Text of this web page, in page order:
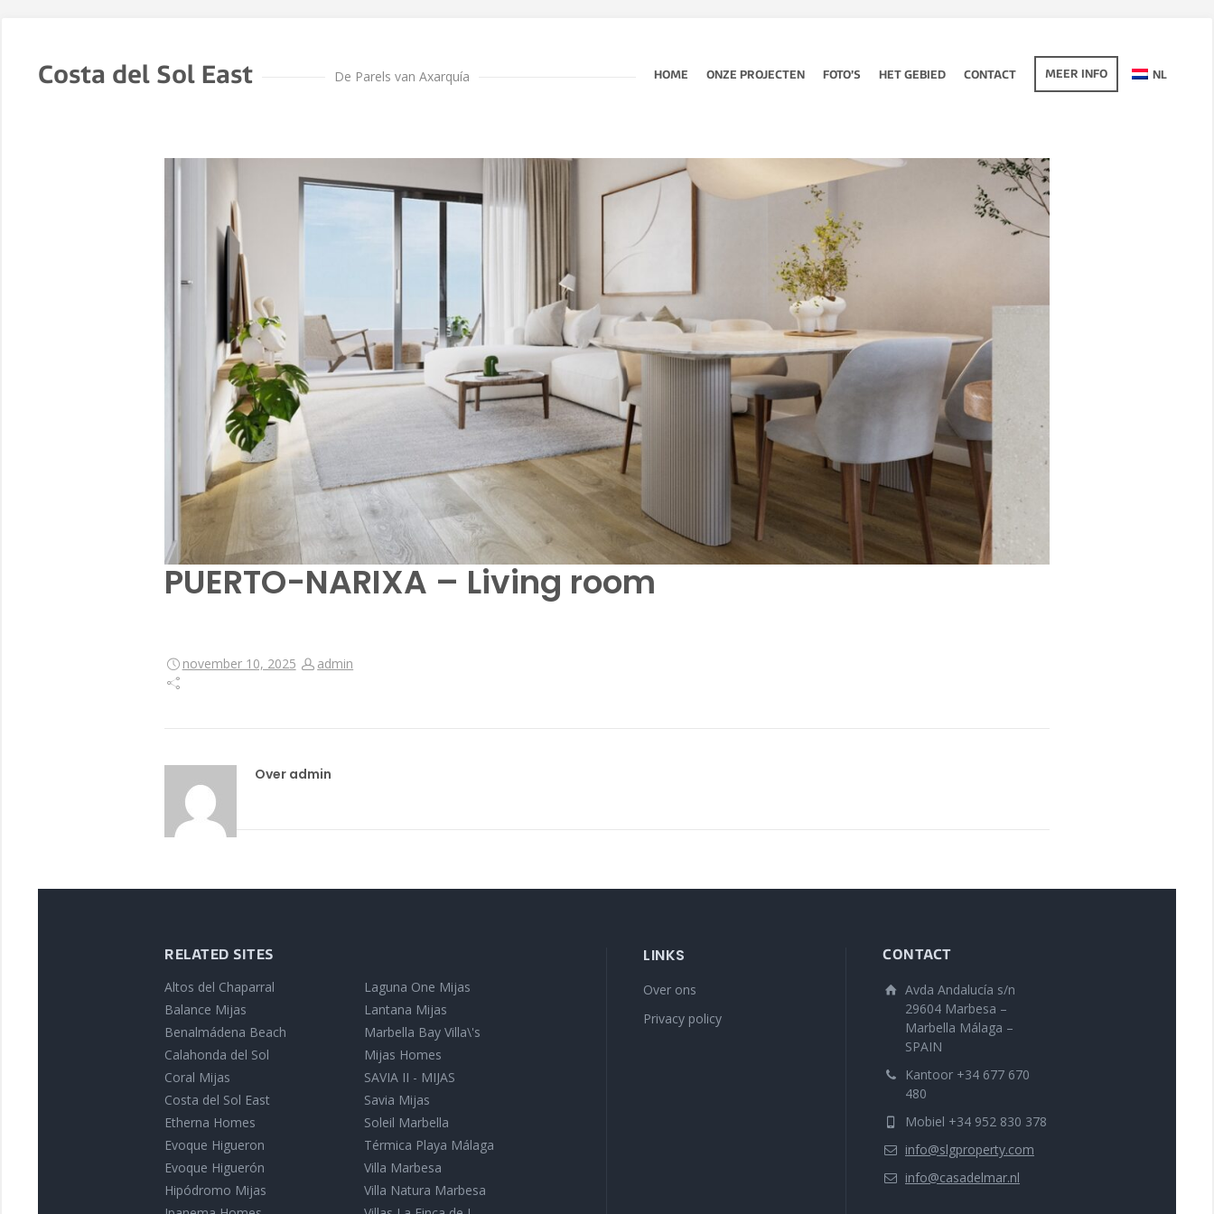
Costa del Sol East De Parels van Axarquía HOME ONZE PROJECTEN FOTO’S HET GEBIED CONTACT MEER INFO NL
PUERTO-NARIXA – Living room
november 10, 2025 admin
Over admin
RELATED SITES
Altos del Chaparral
Balance Mijas
Benalmádena Beach
Calahonda del Sol
Coral Mijas
Costa del Sol East
Etherna Homes
Evoque Higueron
Evoque Higuerón
Hipódromo Mijas
Laguna One Mijas
Lantana Mijas
Marbella Bay Villa\'s
Mijas Homes
SAVIA II - MIJAS
Savia Mijas
Soleil Marbella
Térmica Playa Málaga
Villa Marbesa
Villa Natura Marbesa
LINKS
Over ons
Privacy policy
CONTACT
Avda Andalucía s/n
29604 Marbesa –
Marbella Málaga –
SPAIN
Kantoor +34 677 670
480
Mobiel +34 952 830 378
info@slgproperty.com
info@casadelmar.nl